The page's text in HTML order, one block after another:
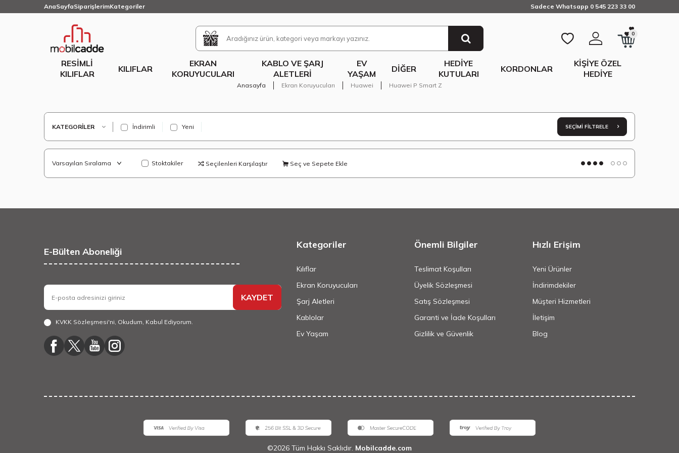
AnaSayfaSiparişlerimKategoriler Sadece Whatsapp 0 545 223 33 00
0
RESIMLI
KILIFLAR
KILIFLAR
EKRAN
KORUYUCULARI
KABLO VE ŞARJ
ALETLERI
EV
YAŞAM
DIĞER
HEDIYE
KUTULARI
KORDONLAR
KIŞIYE ÖZEL
HEDIYE
Anasayfa Ekran Koruyucuları Huawei Huawei P Smart Z
KATEGORILER İndirimli Yeni SEÇIMI FILTRELE
Stoktakiler Seçilenleri Karşılaştır Seç ve Sepete Ekle
E-Bülten Aboneliği
KAYDET
KVKK Sözleşmesi'ni, Okudum, Kabul Ediyorum.
Kategoriler
Kılıflar
Ekran Koruyucuları
Şarj Aletleri
Kablolar
Ev Yaşam
Önemli Bilgiler
Teslimat Koşulları
Üyelik Sözleşmesi
Satış Sözleşmesi
Garanti ve İade Koşulları
Gizlilik ve Güvenlik
Hızlı Erişim
Yeni Ürünler
İndirimdekiler
Müşteri Hizmetleri
İletişim
Blog
©2026 Tüm Hakkı Saklıdır. Mobilcadde.com